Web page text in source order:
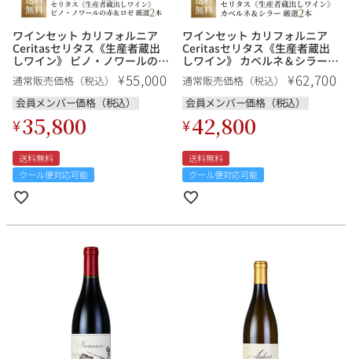
ワインセット カリフォルニア
Ceritasセリタス《生産者蔵出
しワイン》 ピノ・ノワールの赤
＆ロゼを堪能する 厳選２本 福
袋 送料無料
通常販売価格（税込） ¥55,000
会員メンバー価格（税込）
¥35,800
送料無料
クール便対応可能
ワインセット カリフォルニア
Ceritasセリタス《生産者蔵出
しワイン》 カベルネ＆シラーを
堪能する 厳選２本 福袋 送料無
料
通常販売価格（税込） ¥62,700
会員メンバー価格（税込）
¥42,800
送料無料
クール便対応可能